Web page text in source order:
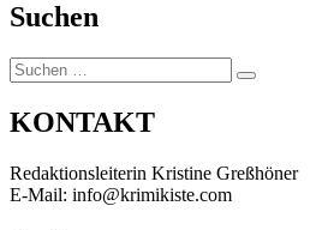
Suchen
Suchen
nach:
Suchen
KONTAKT
Redaktionsleiterin Kristine Greßhöner
E-Mail: info@krimikiste.com